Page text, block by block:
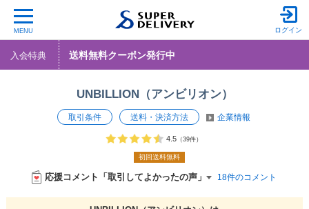
MENU ログイン
入会特典 送料無料クーポン発行中
UNBILLION（アンビリオン）
取引条件 送料・決済方法 企業情報
初回送料無料
4.5 （39件）
応援コメント「取引してよかったの声」 18件のコメント